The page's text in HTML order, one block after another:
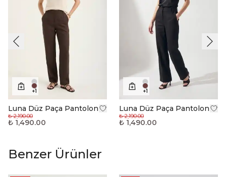
+1
Luna Düz Paça Pantolon
₺ 2,190.00
₺ 1,490.00
+1
Luna Düz Paça Pantolon
₺ 2,190.00
₺ 1,490.00
Benzer Ürünler